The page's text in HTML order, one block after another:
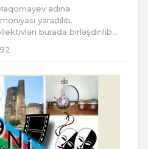
adına
yaradılıb.
burada birləşdirilib...